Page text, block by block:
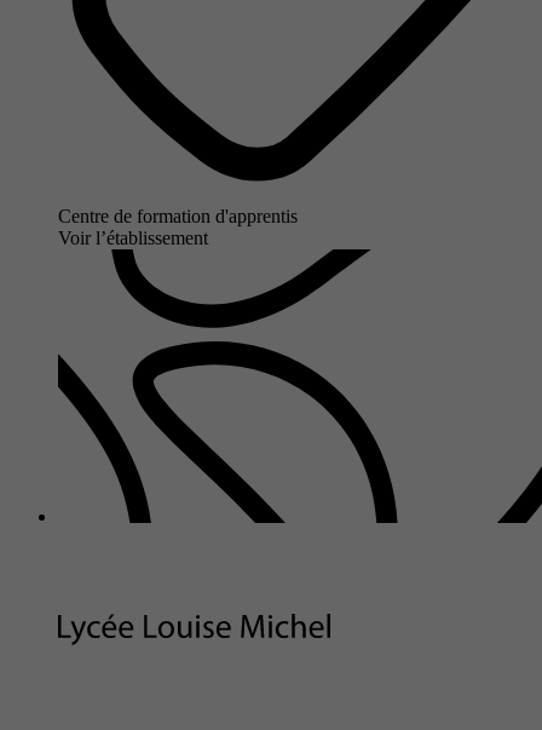
Centre de formation d'apprentis
Voir l’établissement